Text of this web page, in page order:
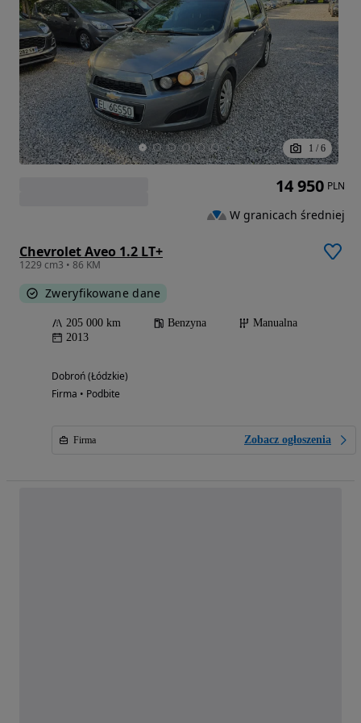
1 / 6
Chevrolet Aveo 1.2 LT+
1229 cm3 • 86 KM
Zweryfikowane dane
205 000 km Benzyna
Manualna
2013
Dobroń (Łódzkie)
Firma • Podbite
Firma Zobacz ogłoszenia
14 950 PLN
W granicach średniej